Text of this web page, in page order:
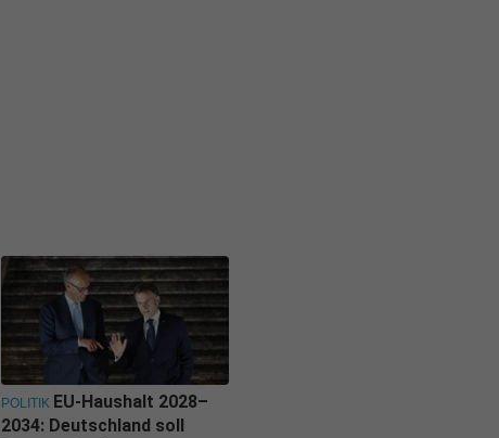
POLITIK EU-Haushalt 2028–
2034: Deutschland soll